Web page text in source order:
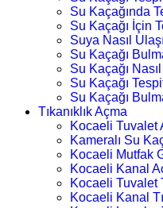
Su Kaçağında
Su Kaçağı İçin
Suya Nasıl
Su Kaçağı
Su Kaçağı
Su Kaçağı
Su Kaçağı
Tıkanıklık Açma
Kocaeli Tuvalet
Kameralı Su
Kocaeli Mutfak
Kocaeli Kanal
Kocaeli Tuvalet
Kocaeli Kanal